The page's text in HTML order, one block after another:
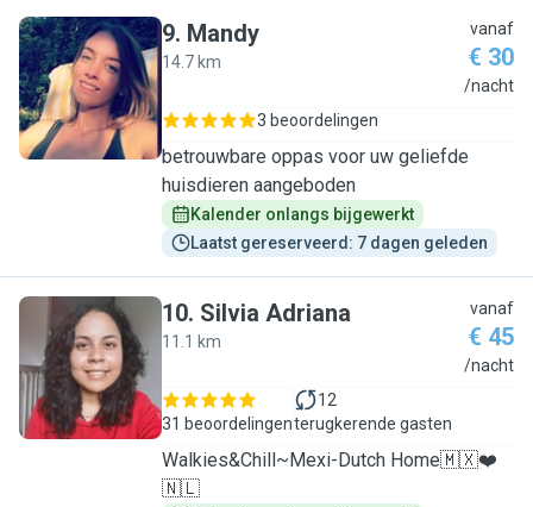
M
9. Mandy
14.7 km
vanaf
€ 30
/nacht
3 beoordelingen
betrouwbare oppas voor uw geliefde
huisdieren aangeboden
Kalender onlangs bijgewerkt
Laatst gereserveerd: 7 dagen geleden
S
10. Silvia Adriana
11.1 km
vanaf
€ 45
/nacht
31 beoordelingen
12
terugkerende gasten
Walkies&Chill~Mexi-Dutch Home🇲🇽❤️
🇳🇱